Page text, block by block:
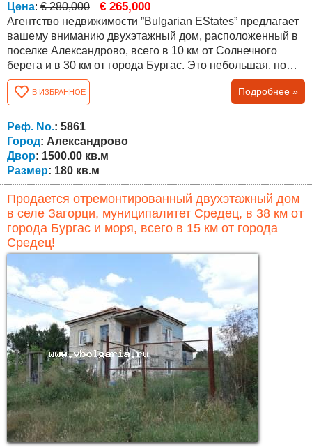
Цена: € 280,000 € 265,000
Агентство недвижимости ”Bulgarian EStates” предлагает
вашему вниманию двухэтажный дом, расположенный в
поселке Александрово, всего в 10 км от Солнечного
берега и в 30 км от города Бургас. Это небольшая, но
живописная деревня, в которой проживает около 150
постоянных жителей, в основном иностранцев разных
национальностей, таких как немцы, британцы, украинцы,
русские, французы и т.д. Дом двухэтажный и
построенный недавно площадью 180 кв.м.,...
В ИЗБРАННОЕ Подробнее »
Реф. No.: 5861
Город: Александрово
Двор: 1500.00 кв.м
Размер: 180 кв.м
Продается отремонтированный двухэтажный дом
в селе Загорци, муниципалитет Средец, в 38 км от
города Бургас и моря, всего в 15 км от города
Средец!